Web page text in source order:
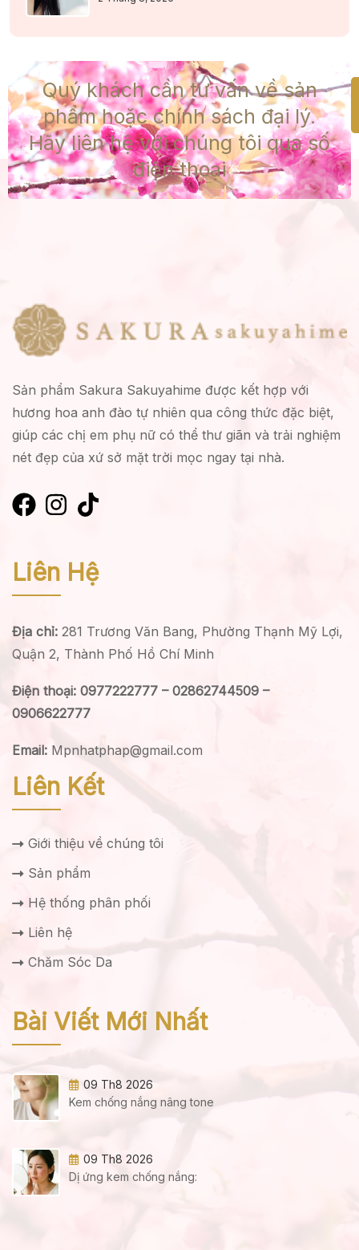
Quý khách cần tư vấn về sản
phẩm hoặc chính sách đại lý.
Hãy liên hệ với chúng tôi qua số
điện thoại
Sản phẩm Sakura Sakuyahime được kết hợp với
hương hoa anh đào tự nhiên qua công thức đặc biệt,
giúp các chị em phụ nữ có thể thư giãn và trải nghiệm
nét đẹp của xứ sở mặt trời mọc ngay tại nhà.
Liên Hệ
Địa chỉ: 281 Trương Văn Bang, Phường Thạnh Mỹ Lợi,
Quận 2, Thành Phố Hồ Chí Minh
Điện thoại: 0977222777 – 02862744509 –
0906622777
Email: Mpnhatphap@gmail.com
Liên Kết
Giới thiệu về chúng tôi
Sản phẩm
Hệ thống phân phối
Liên hệ
Chăm Sóc Da
Bài Viết Mới Nhất
09 Th8 2026
Kem chống nắng nâng tone
09 Th8 2026
Dị ứng kem chống nắng: